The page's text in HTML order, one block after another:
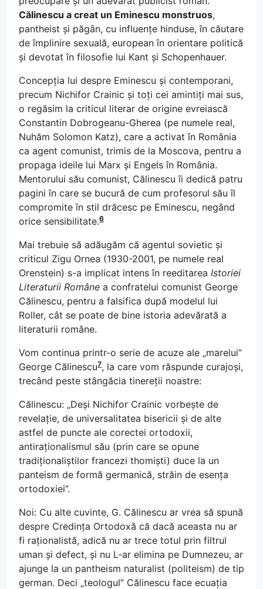
Călinescu a creat un Eminescu monstruos,
pantheist și păgân, cu influențe hinduse, în căutare
de împlinire sexuală, european în orientare politică
și devotat în filosofie lui Kant și Schopenhauer.
Concepția lui despre Eminescu și contemporani,
precum Nichifor Crainic și toți cei amintiți mai sus,
o regăsim la criticul literar de origine evreiască
Constantin Dobrogeanu-Gherea (pe numele real,
Nuhăm Solomon Katz), care a activat în România
ca agent comunist, trimis de la Moscova, pentru a
propaga ideile lui Marx și Engels în România.
Mentorului său comunist, Călinescu îi dedică patru
pagini în care se bucură de cum profesorul său îl
compromite în stil drăcesc pe Eminescu, negând
orice sensibilitate.6
Mai trebuie să adăugăm că agentul sovietic și
criticul Zigu Ornea (1930-2001, pe numele real
Orenstein) s-a implicat intens în reeditarea Istoriei
Literaturii Române a confratelui comunist George
Călinescu, pentru a falsifica după modelul lui
Roller, cât se poate de bine istoria adevărată a
literaturii române.
Vom continua printr-o serie de acuze ale „marelui”
George Călinescu7, la care vom răspunde curajoși,
trecând peste stângăcia tinereții noastre:
Călinescu: „Deși Nichifor Crainic vorbește de
revelație, de universalitatea bisericii și de alte
astfel de puncte ale corectei ortodoxii,
antiraționalismul său (prin care se opune
tradiționaliștilor francezi thomiști) duce la un
panteism de formă germanică, străin de esența
ortodoxiei”.
Noi: Cu alte cuvinte, G. Călinescu ar vrea să spună
despre Credința Ortodoxă că dacă aceasta nu ar
fi raționalistă, adică nu ar trece totul prin filtrul
uman și defect, și nu L-ar elimina pe Dumnezeu, ar
ajunge la un pantheism naturalist (politeism) de tip
german. Deci „teologul” Călinescu face ecuația